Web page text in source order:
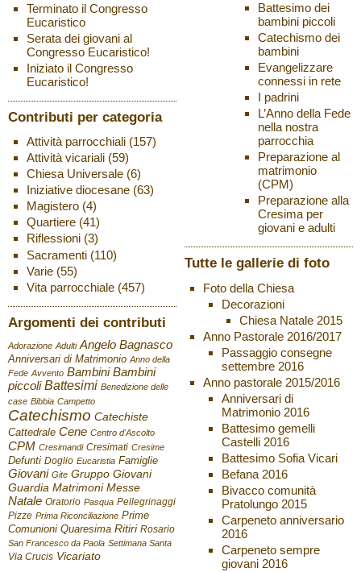
Terminato il Congresso
Eucaristico
Serata dei giovani al
Congresso Eucaristico!
Iniziato il Congresso
Eucaristico!
Contributi per categoria
Attività parrocchiali(157)
Attività vicariali(59)
Chiesa Universale(6)
Iniziative diocesane(63)
Magistero(4)
Quartiere(41)
Riflessioni(3)
Sacramenti(110)
Varie(55)
Vita parrocchiale(457)
Argomenti dei contributi
Adorazione Adulti Angelo Bagnasco
Anniversari di Matrimonio Anno della
Fede Avvento Bambini Bambini
piccoli Battesimi Benedizione delle
case Bibbia Campetto
Catechismo Catechiste
Cattedrale Cene Centro d'Ascolto
CPM Cresimandi Cresimati Cresime
Defunti Doglio Eucaristia Famiglie
Giovani Gite Gruppo Giovani
Guardia Matrimoni Messe
Natale Oratorio Pasqua Pellegrinaggi
Pizze Prima Riconciliazione Prime
Comunioni Quaresima Ritiri Rosario
San Francesco da Paola Settimana Santa
Via Crucis Vicariato
Battesimo dei
bambini piccoli
Catechismo dei
bambini
Evangelizzare
connessi in rete
I padrini
L’Anno della Fede
nella nostra
parrocchia
Preparazione al
matrimonio
(CPM)
Preparazione alla
Cresima per
giovani e adulti
Tutte le gallerie di foto
Foto della Chiesa
Decorazioni
Chiesa Natale 2015
Anno Pastorale 2016/2017
Passaggio consegne
settembre 2016
Anno pastorale 2015/2016
Anniversari di
Matrimonio 2016
Battesimo gemelli
Castelli 2016
Battesimo Sofia Vicari
Befana 2016
Bivacco comunità
Pratolungo 2015
Carpeneto anniversario
2016
Carpeneto sempre
giovani 2016